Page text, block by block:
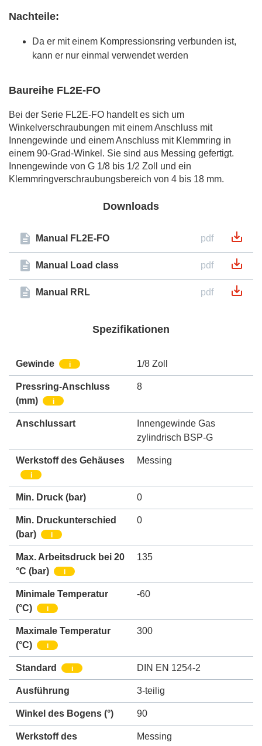
Nachteile:
Da er mit einem Kompressionsring verbunden ist,
kann er nur einmal verwendet werden
Baureihe FL2E-FO
Bei der Serie FL2E-FO handelt es sich um
Winkelverschraubungen mit einem Anschluss mit
Innengewinde und einem Anschluss mit Klemmring in
einem 90-Grad-Winkel. Sie sind aus Messing gefertigt.
Innengewinde von G 1/8 bis 1/2 Zoll und ein
Klemmringverschraubungsbereich von 4 bis 18 mm.
Downloads
Manual FL2E-FO pdf
Manual Load class pdf
Manual RRL pdf
Spezifikationen
Gewinde i 1/8 Zoll
Pressring-Anschluss
(mm)
i
8
Anschlussart
Innengewinde Gas
zylindrisch BSP-G
Werkstoff des Gehäuses
i
Messing
Min. Druck (bar) 0
Min. Druckunterschied
(bar)
i
0
Max. Arbeitsdruck bei 20
°C (bar)
i
135
Minimale Temperatur
(°C)
i
-60
Maximale Temperatur
(°C)
i
300
Standard i DIN EN 1254-2
Ausführung 3-teilig
Winkel des Bogens (°) 90
Werkstoff des
Messing